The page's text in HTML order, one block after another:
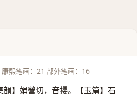
康熙笔画：21 部外笔画：16
韻】娟營切，音攖。【玉篇】石